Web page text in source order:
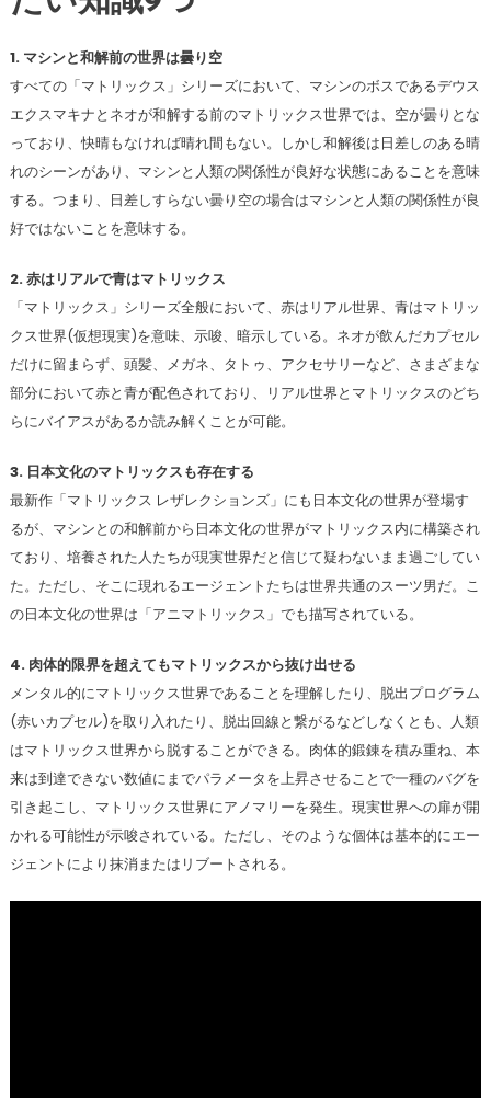
1. マシンと和解前の世界は曇り空
すべての「マトリックス」シリーズにおいて、マシンのボスであるデウス
エクスマキナとネオが和解する前のマトリックス世界では、空が曇りとな
っており、快晴もなければ晴れ間もない。しかし和解後は日差しのある晴
れのシーンがあり、マシンと人類の関係性が良好な状態にあることを意味
する。つまり、日差しすらない曇り空の場合はマシンと人類の関係性が良
好ではないことを意味する。
2. 赤はリアルで青はマトリックス
「マトリックス」シリーズ全般において、赤はリアル世界、青はマトリッ
クス世界(仮想現実)を意味、示唆、暗示している。ネオが飲んだカプセル
だけに留まらず、頭髪、メガネ、タトゥ、アクセサリーなど、さまざまな
部分において赤と青が配色されており、リアル世界とマトリックスのどち
らにバイアスがあるか読み解くことが可能。
3. 日本文化のマトリックスも存在する
最新作「マトリックス レザレクションズ」にも日本文化の世界が登場す
るが、マシンとの和解前から日本文化の世界がマトリックス内に構築され
ており、培養された人たちが現実世界だと信じて疑わないまま過ごしてい
た。ただし、そこに現れるエージェントたちは世界共通のスーツ男だ。こ
の日本文化の世界は「アニマトリックス」でも描写されている。
4. 肉体的限界を超えてもマトリックスから抜け出せる
メンタル的にマトリックス世界であることを理解したり、脱出プログラム
(赤いカプセル)を取り入れたり、脱出回線と繋がるなどしなくとも、人類
はマトリックス世界から脱することができる。肉体的鍛錬を積み重ね、本
来は到達できない数値にまでパラメータを上昇させることで一種のバグを
引き起こし、マトリックス世界にアノマリーを発生。現実世界への扉が開
かれる可能性が示唆されている。ただし、そのような個体は基本的にエー
ジェントにより抹消またはリブートされる。